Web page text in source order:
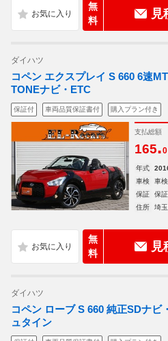
無
料
見
ダイハツ
コペン エクスプレイ S 660 6速
TONEナビ・ETC
保証付 車両品質保証書付 購入プラン付き
支払総額
165.0
年式
車検
車
保証
保
住所
埼
無
料
見
ダイハツ
コペン ローブ S 660 純正SDナ
ュタイン